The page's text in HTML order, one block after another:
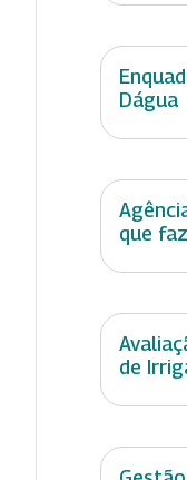
Dágua
que
de